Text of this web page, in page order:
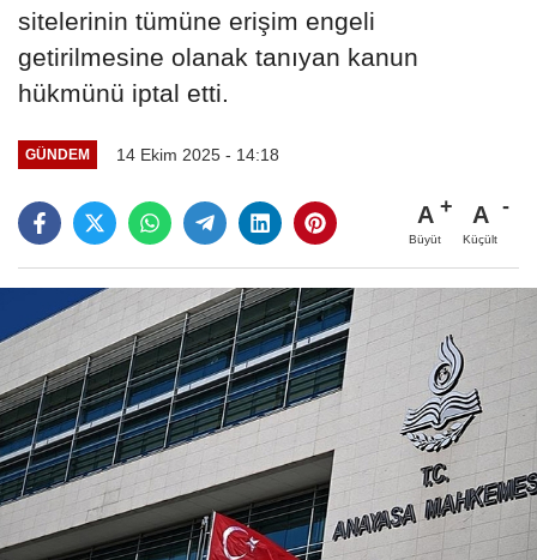
sitelerinin tümüne erişim engeli
getirilmesine olanak tanıyan kanun
hükmünü iptal etti.
GÜNDEM 14 Ekim 2025 - 14:18
A
Büyüt
A
Küçült